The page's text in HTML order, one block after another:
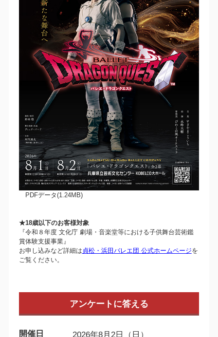
PDFデータ(1.24MB)
★18歳以下のお客様対象
『令和８年度 文化庁 劇場・音楽堂等における子供舞台芸術鑑
賞体験支援事業』
お申し込みなど詳細は 貞松・浜田バレエ団 公式ホームページを
ご覧ください。
アンケートに答える
開催日 2026年8月2日（日）